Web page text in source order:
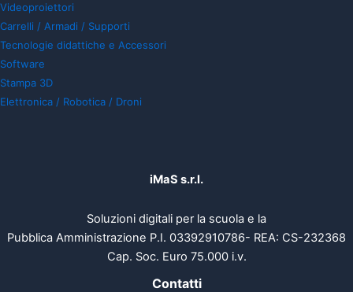
Videoproiettori
Carrelli / Armadi / Supporti
Tecnologie didattiche e Accessori
Software
Stampa 3D
Elettronica / Robotica / Droni
iMaS s.r.l.
Soluzioni digitali per la scuola e la
Pubblica Amministrazione P.I. 03392910786- REA: CS-232368
Cap. Soc. Euro 75.000 i.v.
Contatti